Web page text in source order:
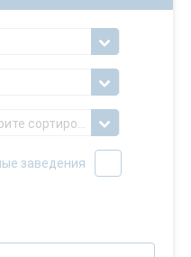
заведения